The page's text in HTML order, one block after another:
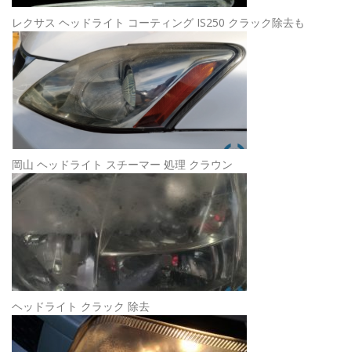
レクサス ヘッドライト コーティング IS250 クラック除去も
岡山 ヘッドライト スチーマー 処理 クラウン
ヘッドライト クラック 除去